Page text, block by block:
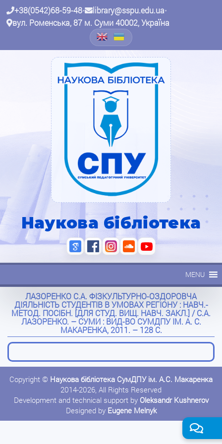
+38(0542)68-59-48• library@sspu.edu.ua•
вул. Роменська, 87 м. Суми 40002, Україна
Наукова бібліотека
MENU
ЛАЗОРЕНКО С.А. ФІЗКУЛЬТУРНО-ОЗДОРОВЧА
ДІЯЛЬНІСТЬ СТУДЕНТІВ В УМОВАХ РЕГІОНУ : НАВЧ.-
МЕТОД. ПОСІБН. [ДЛЯ СТУД. ВИЩ. НАВЧ. ЗАКЛ.] / С.А.
ЛАЗОРЕНКО. – СУМИ : ВИД-ВО СУМДПУ ІМ. А. С.
МАКАРЕНКА, 2011. – 128 С.
Copyright © Наукова бібліотека СумДПУ ім. А.С. Макаренка
2014-2026, All Rights Reserved
Development and technical support by Oleksandr Kushnerov
Designed by Eugene Melnyk